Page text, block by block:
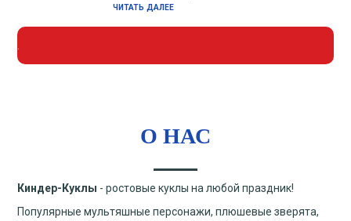
ЧИТАТЬ ДАЛЕЕ
О НАС
Киндер-Куклы - ростовые куклы на любой праздник!
Популярные мультяшные персонажи, плюшевые зверята,